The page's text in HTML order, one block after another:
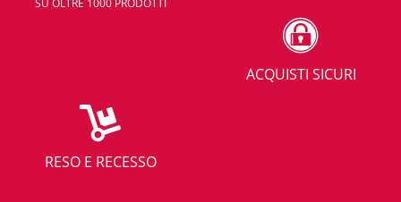
ACQUISTI SICURI
RESO E RECESSO